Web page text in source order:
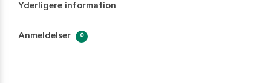
Yderligere information
Anmeldelser 0